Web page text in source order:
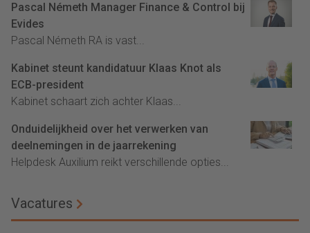
Pascal Németh Manager Finance & Control bij
Evides
Pascal Németh RA is vast...
Kabinet steunt kandidatuur Klaas Knot als
ECB-president
Kabinet schaart zich achter Klaas...
Onduidelijkheid over het verwerken van
deelnemingen in de jaarrekening
Helpdesk Auxilium reikt verschillende opties...
Vacatures